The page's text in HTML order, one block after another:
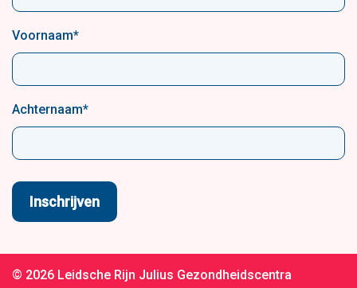
Voornaam*
Achternaam*
© 2026 Leidsche Rijn Julius Gezondheidscentra